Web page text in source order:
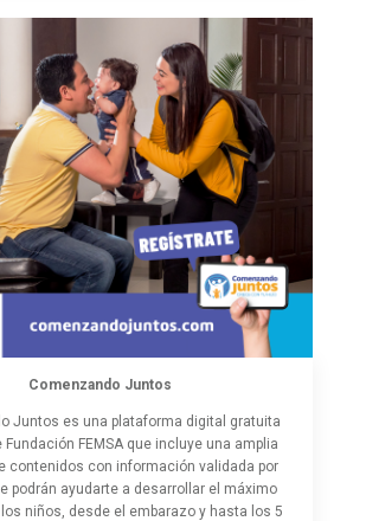
Comenzando Juntos
Juntos es una plataforma digital gratuita
FEMSA que incluye una amplia
contenidos con información validada por
podrán ayudarte a desarrollar el máximo
niños, desde el embarazo y hasta los 5